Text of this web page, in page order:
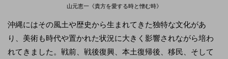
山元恵一《貴方を愛する時と憎む時》
沖縄にはその風土や歴史から生まれてきた独特な文化があ
り、美術も時代や置かれた状況に大きく影響されながら培わ
れてきました。戦前、戦後復興、本土復帰後、移民、そして